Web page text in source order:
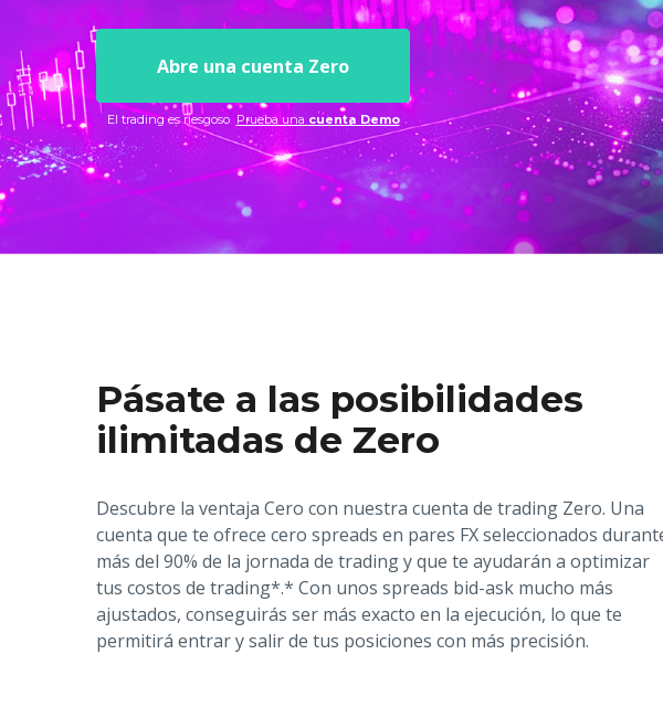
Abre una cuenta Zero
El trading es riesgoso Prueba una cuenta Demo
Pásate a las posibilidades
ilimitadas de Zero
Descubre la ventaja Cero con nuestra cuenta de trading Zero. Una
cuenta que te ofrece cero spreads en pares FX seleccionados
más del 90% de la jornada de trading y que te ayudarán a optimizar
tus costos de trading*.* Con unos spreads bid-ask mucho más
ajustados, conseguirás ser más exacto en la ejecución, lo que te
permitirá entrar y salir de tus posiciones con más precisión.